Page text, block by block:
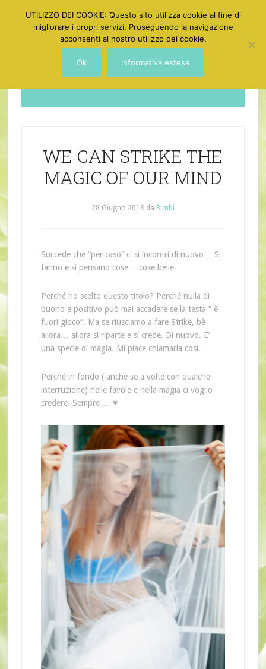
Dotgirl
WE CAN STRIKE THE
MAGIC OF OUR MIND
28 Giugno 2018 da Bimbi
Succede che “per caso” ci si incontri di nuovo… Si
fanno e si pensano cose… cose belle.
Perché ho scelto questo titolo? Perché nulla di
buono e positivo può mai accadere se la testa ” è
fuori gioco”. Ma se riusciamo a fare Strike, bè
allora… allora si riparte e si crede. Di nuovo. E’
una specie di magia. Mi piace chiamarla così.
Perché in fondo ( anche se a volte con qualche
interruzione) nelle favole e nella magia ci voglio
credere. Sempre … ♥
UTILIZZO DEI COOKIE: Questo sito utilizza cookie al fine di
migliorare i propri servizi. Proseguendo la navigazione
acconsenti al nostro utilizzo dei cookie.
Ok Informativa estesa